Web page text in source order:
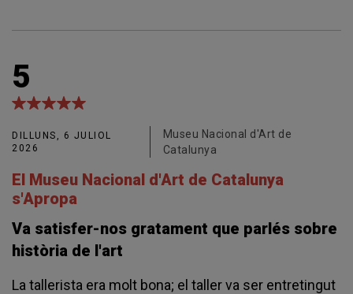
5
DILLUNS, 6 JULIOL
2026
Museu Nacional d'Art de
Catalunya
El Museu Nacional d'Art de Catalunya
s'Apropa
Va satisfer-nos gratament que parlés sobre
història de l'art
La tallerista era molt bona; el taller va ser entretingut